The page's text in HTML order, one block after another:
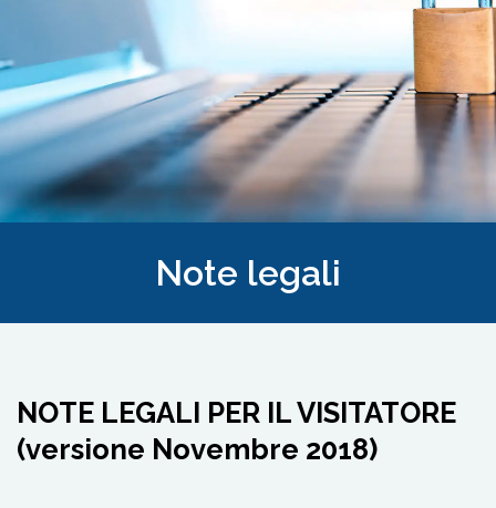
Note legali
NOTE LEGALI PER IL VISITATORE
(versione Novembre 2018)